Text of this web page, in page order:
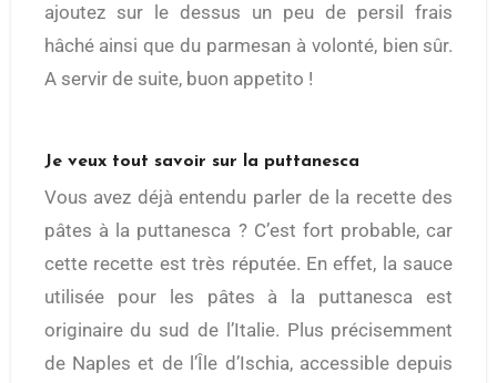
ajoutez sur le dessus un peu de persil frais
hâché ainsi que du parmesan à volonté, bien sûr.
A servir de suite, buon appetito !
Je veux tout savoir sur la puttanesca
Vous avez déjà entendu parler de la recette des
pâtes à la puttanesca ? C’est fort probable, car
cette recette est très réputée. En effet, la sauce
utilisée pour les pâtes à la puttanesca est
originaire du sud de l’Italie. Plus précisemment
de Naples et de l’Île d’Ischia, accessible depuis